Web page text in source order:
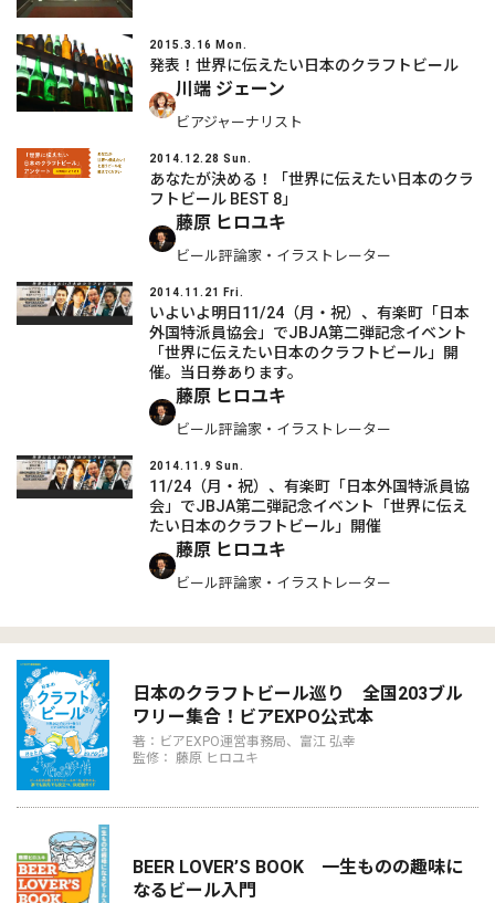
2015.3.16 Mon.
発表！世界に伝えたい日本のクラフトビール
川端 ジェーン
ビアジャーナリスト
2014.12.28 Sun.
あなたが決める！「世界に伝えたい日本のクラ
フトビール BEST 8」
藤原 ヒロユキ
ビール評論家・イラストレーター
2014.11.21 Fri.
いよいよ明日11/24（月・祝）、有楽町「日本
外国特派員協会」でJBJA第二弾記念イベント
「世界に伝えたい日本のクラフトビール」開
催。当日券あります。
藤原 ヒロユキ
ビール評論家・イラストレーター
2014.11.9 Sun.
11/24（月・祝）、有楽町「日本外国特派員協
会」でJBJA第二弾記念イベント「世界に伝え
たい日本のクラフトビール」開催
藤原 ヒロユキ
ビール評論家・イラストレーター
日本のクラフトビール巡り 全国203ブル
ワリー集合！ビアEXPO公式本
著：ビアEXPO運営事務局、富江 弘幸
監修： 藤原 ヒロユキ
BEER LOVER’S BOOK 一生ものの趣味に
なるビール入門